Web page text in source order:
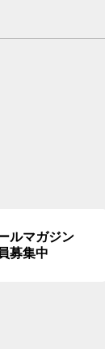
ルマガジン
募集中